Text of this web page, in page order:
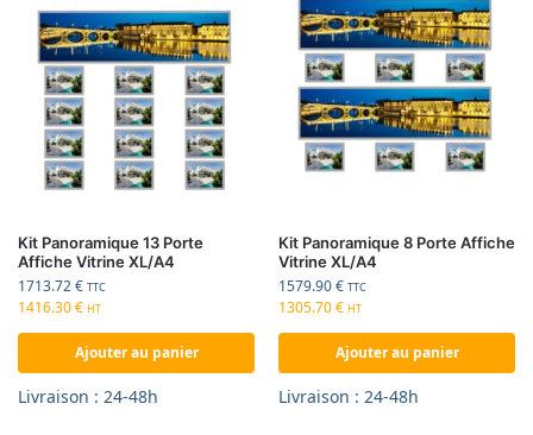
Kit Panoramique 13 Porte
Affiche Vitrine XL/A4
1713.72€ TTC
1416.30€ HT
Ajouter au panier
Livraison : 24-48h
Kit Panoramique 8 Porte Affiche
Vitrine XL/A4
1579.90€ TTC
1305.70€ HT
Ajouter au panier
Livraison : 24-48h